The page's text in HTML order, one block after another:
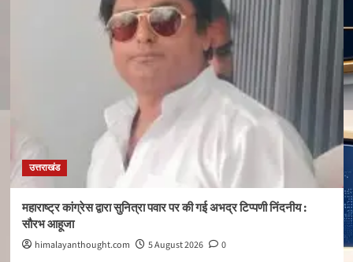
उत्तराखंड
महाराष्ट्र कांग्रेस द्वारा सुनित्रा पवार पर की गई अभद्र टिप्पणी निंदनीय :
सौरभ आहूजा
himalayanthought.com 5 August 2026 0